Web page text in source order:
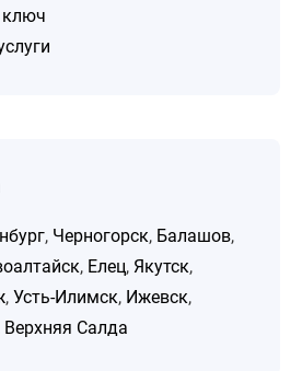
ключ
, Черногорск, Балашов,
, Елец, Якутск,
, Усть-Илимск, Ижевск,
Верхняя Салда